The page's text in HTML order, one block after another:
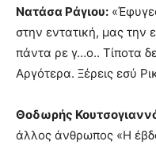
Νατάσα Ράγιου:
στην εντατική, μας την
πάντα ρε γ…ο.. Τίποτα
Αργότερα. Ξέρεις εσύ
Θοδωρής
άλλος άνθρωπος «Η